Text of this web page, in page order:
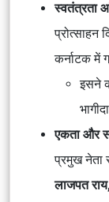
स्वतंत्रता
प्रोत्साहन
कर्नाटक में
इसने
एकता और
प्रमुख नेता
लाजपत